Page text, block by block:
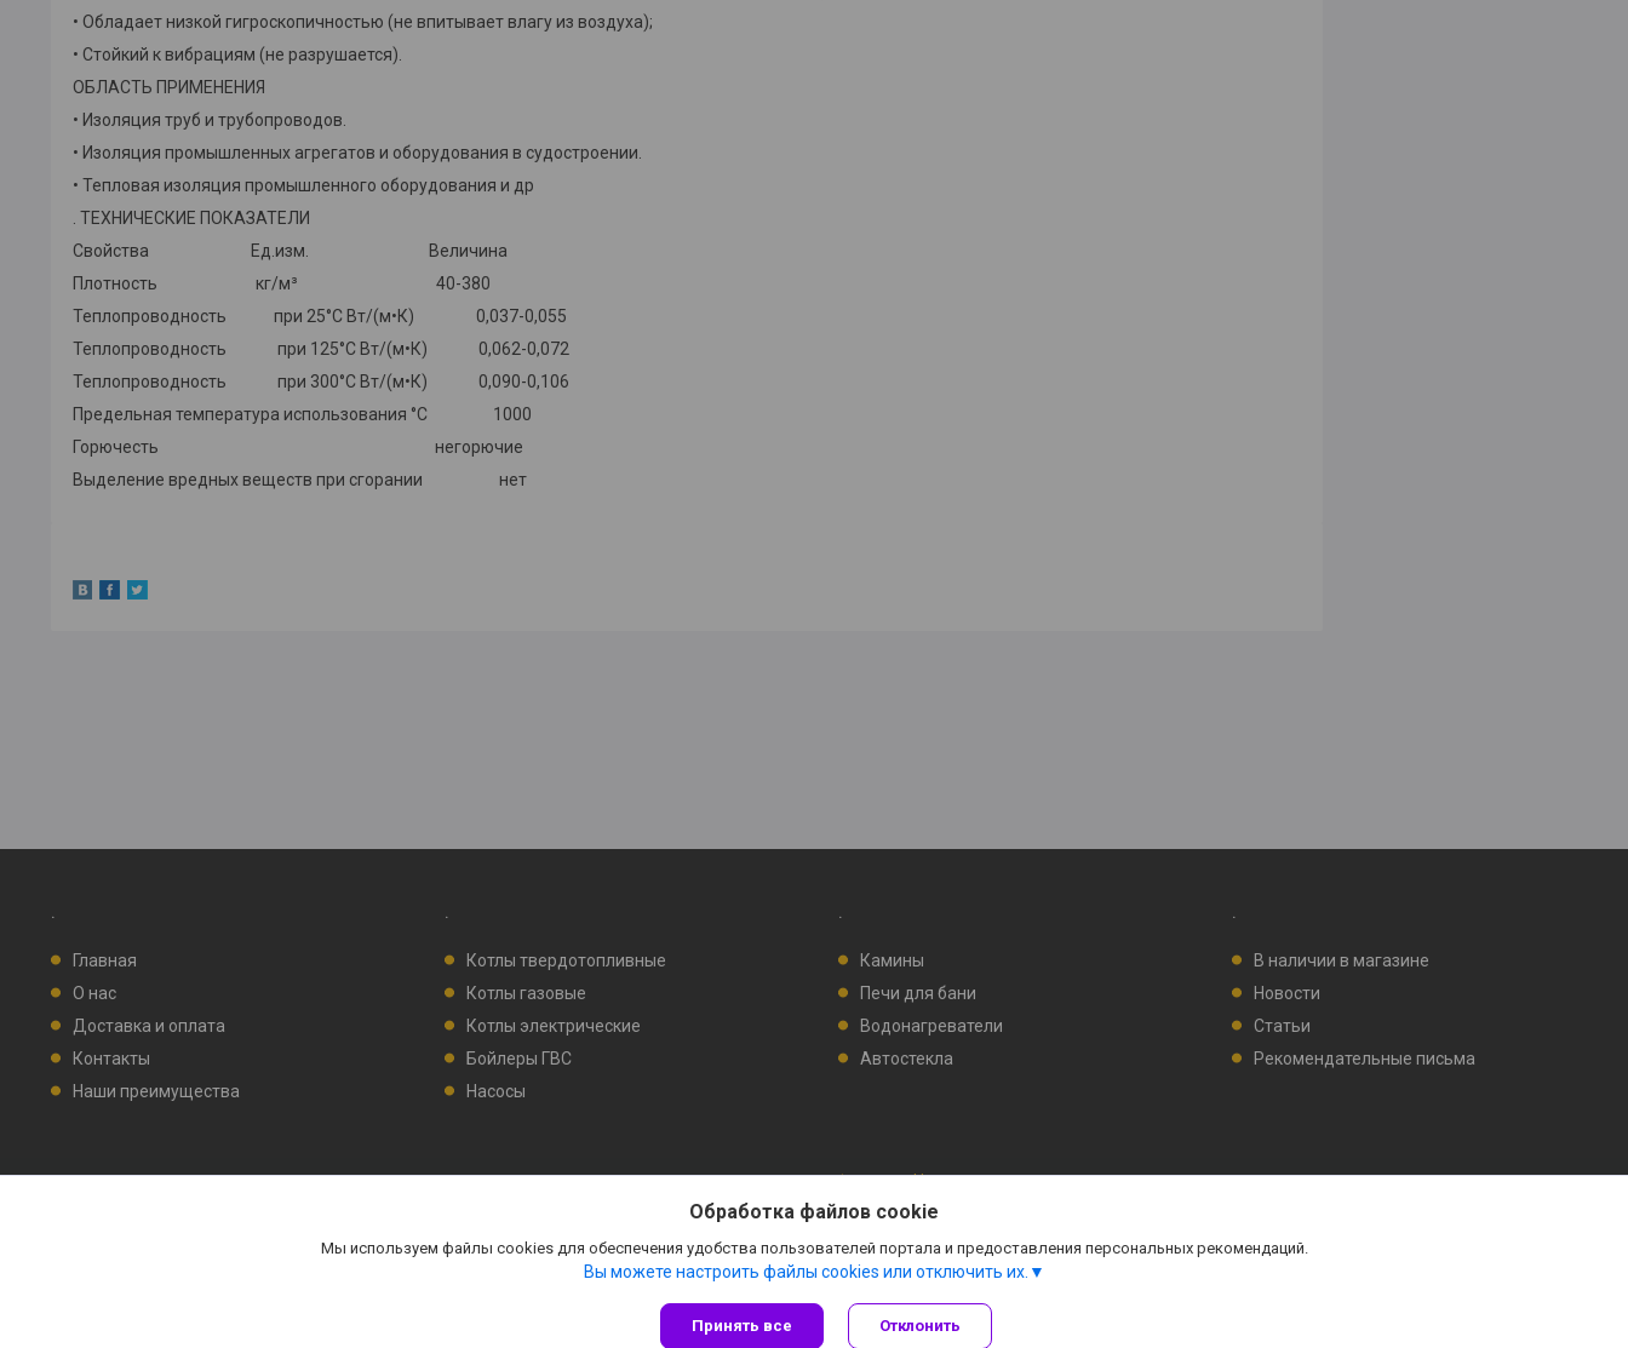
• Обладает низкой гигроскопичностью (не впитывает влагу из воздуха);
• Стойкий к вибрациям (не разрушается).
ОБЛАСТЬ ПРИМЕНЕНИЯ
• Изоляция труб и трубопроводов.
• Изоляция промышленных агрегатов и оборудования в судостроении.
• Тепловая изоляция промышленного оборудования и др
. ТЕХНИЧЕСКИЕ ПОКАЗАТЕЛИ
Свойства Ед.изм. Величина
Плотность кг/м³ 40-380
Теплопроводность при 25°С Вт/(м•К) 0,037-0,055
Теплопроводность при 125°С Вт/(м•К) 0,062-0,072
Теплопроводность при 300°С Вт/(м•К) 0,090-0,106
Предельная температура использования °С 1000
Горючесть негорючие
Выделение вредных веществ при сгорании нет
.
Главная
О нас
Доставка и оплата
Контакты
Наши преимущества
.
Котлы твердотопливные
Котлы газовые
Котлы электрические
Бойлеры ГВС
Насосы
.
Камины
Печи для бани
Водонагреватели
Автостекла
.
В наличии в магазине
Новости
Статьи
Рекомендательные письма
Сайт создан на платформе Deal.by
Политика обработки файлов cookies
Обработка файлов cookie
Мы используем файлы cookies для обеспечения удобства пользователей портала и предоставления персональных рекомендаций.
Вы можете настроить файлы cookies или отключить их.
Принять все Отклонить
ООО "ПИРМОК" |
Пожаловаться на контент
Select Language ▼